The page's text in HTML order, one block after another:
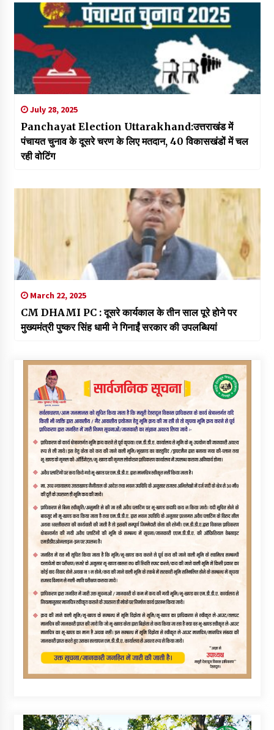
July 28, 2025
Panchayat Election Uttarakhand:उत्तराखंड में
पंचायत चुनाव के दूसरे चरण के लिए मतदान, 40 विकासखंडों में चल
रही वोटिंग
March 22, 2025
CM DHAMI PC : दूसरे कार्यकाल के तीन साल पूरे होने पर
मुख्यमंत्री पुष्कर सिंह धामी ने गिनाईं सरकार की उपलब्धियां